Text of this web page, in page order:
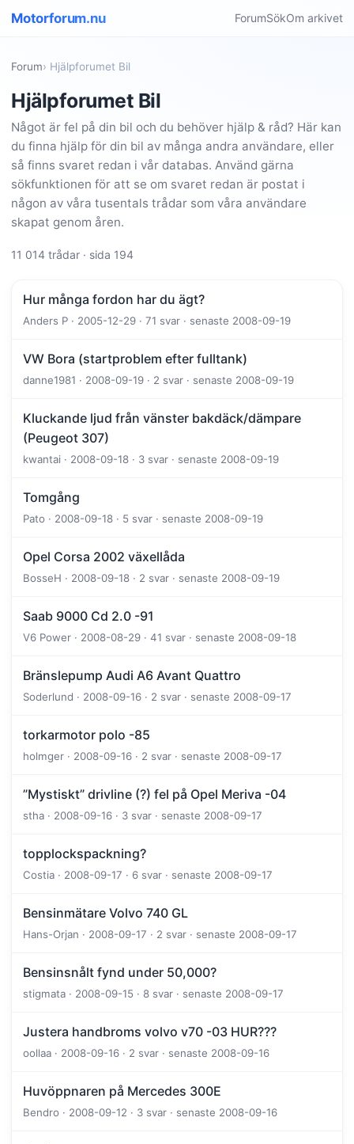
Motorforum.nu ForumSökOm arkivet
Forum› Hjälpforumet Bil
Hjälpforumet Bil
Något är fel på din bil och du behöver hjälp & råd? Här kan
du finna hjälp för din bil av många andra användare, eller
så finns svaret redan i vår databas. Använd gärna
sökfunktionen för att se om svaret redan är postat i
någon av våra tusentals trådar som våra användare
skapat genom åren.
11 014 trådar · sida 194
Hur många fordon har du ägt?
Anders P · 2005-12-29 · 71 svar · senaste 2008-09-19
VW Bora (startproblem efter fulltank)
danne1981 · 2008-09-19 · 2 svar · senaste 2008-09-19
Kluckande ljud från vänster bakdäck/dämpare
(Peugeot 307)
kwantai · 2008-09-18 · 3 svar · senaste 2008-09-19
Tomgång
Pato · 2008-09-18 · 5 svar · senaste 2008-09-19
Opel Corsa 2002 växellåda
BosseH · 2008-09-18 · 2 svar · senaste 2008-09-19
Saab 9000 Cd 2.0 -91
V6 Power · 2008-08-29 · 41 svar · senaste 2008-09-18
Bränslepump Audi A6 Avant Quattro
Soderlund · 2008-09-16 · 2 svar · senaste 2008-09-17
torkarmotor polo -85
holmger · 2008-09-16 · 2 svar · senaste 2008-09-17
”Mystiskt” drivline (?) fel på Opel Meriva -04
stha · 2008-09-16 · 3 svar · senaste 2008-09-17
topplockspackning?
Costia · 2008-09-17 · 6 svar · senaste 2008-09-17
Bensinmätare Volvo 740 GL
Hans-Orjan · 2008-09-17 · 2 svar · senaste 2008-09-17
Bensinsnålt fynd under 50,000?
stigmata · 2008-09-15 · 8 svar · senaste 2008-09-17
Justera handbroms volvo v70 -03 HUR???
oollaa · 2008-09-16 · 2 svar · senaste 2008-09-16
Huvöppnaren på Mercedes 300E
Bendro · 2008-09-12 · 3 svar · senaste 2008-09-16